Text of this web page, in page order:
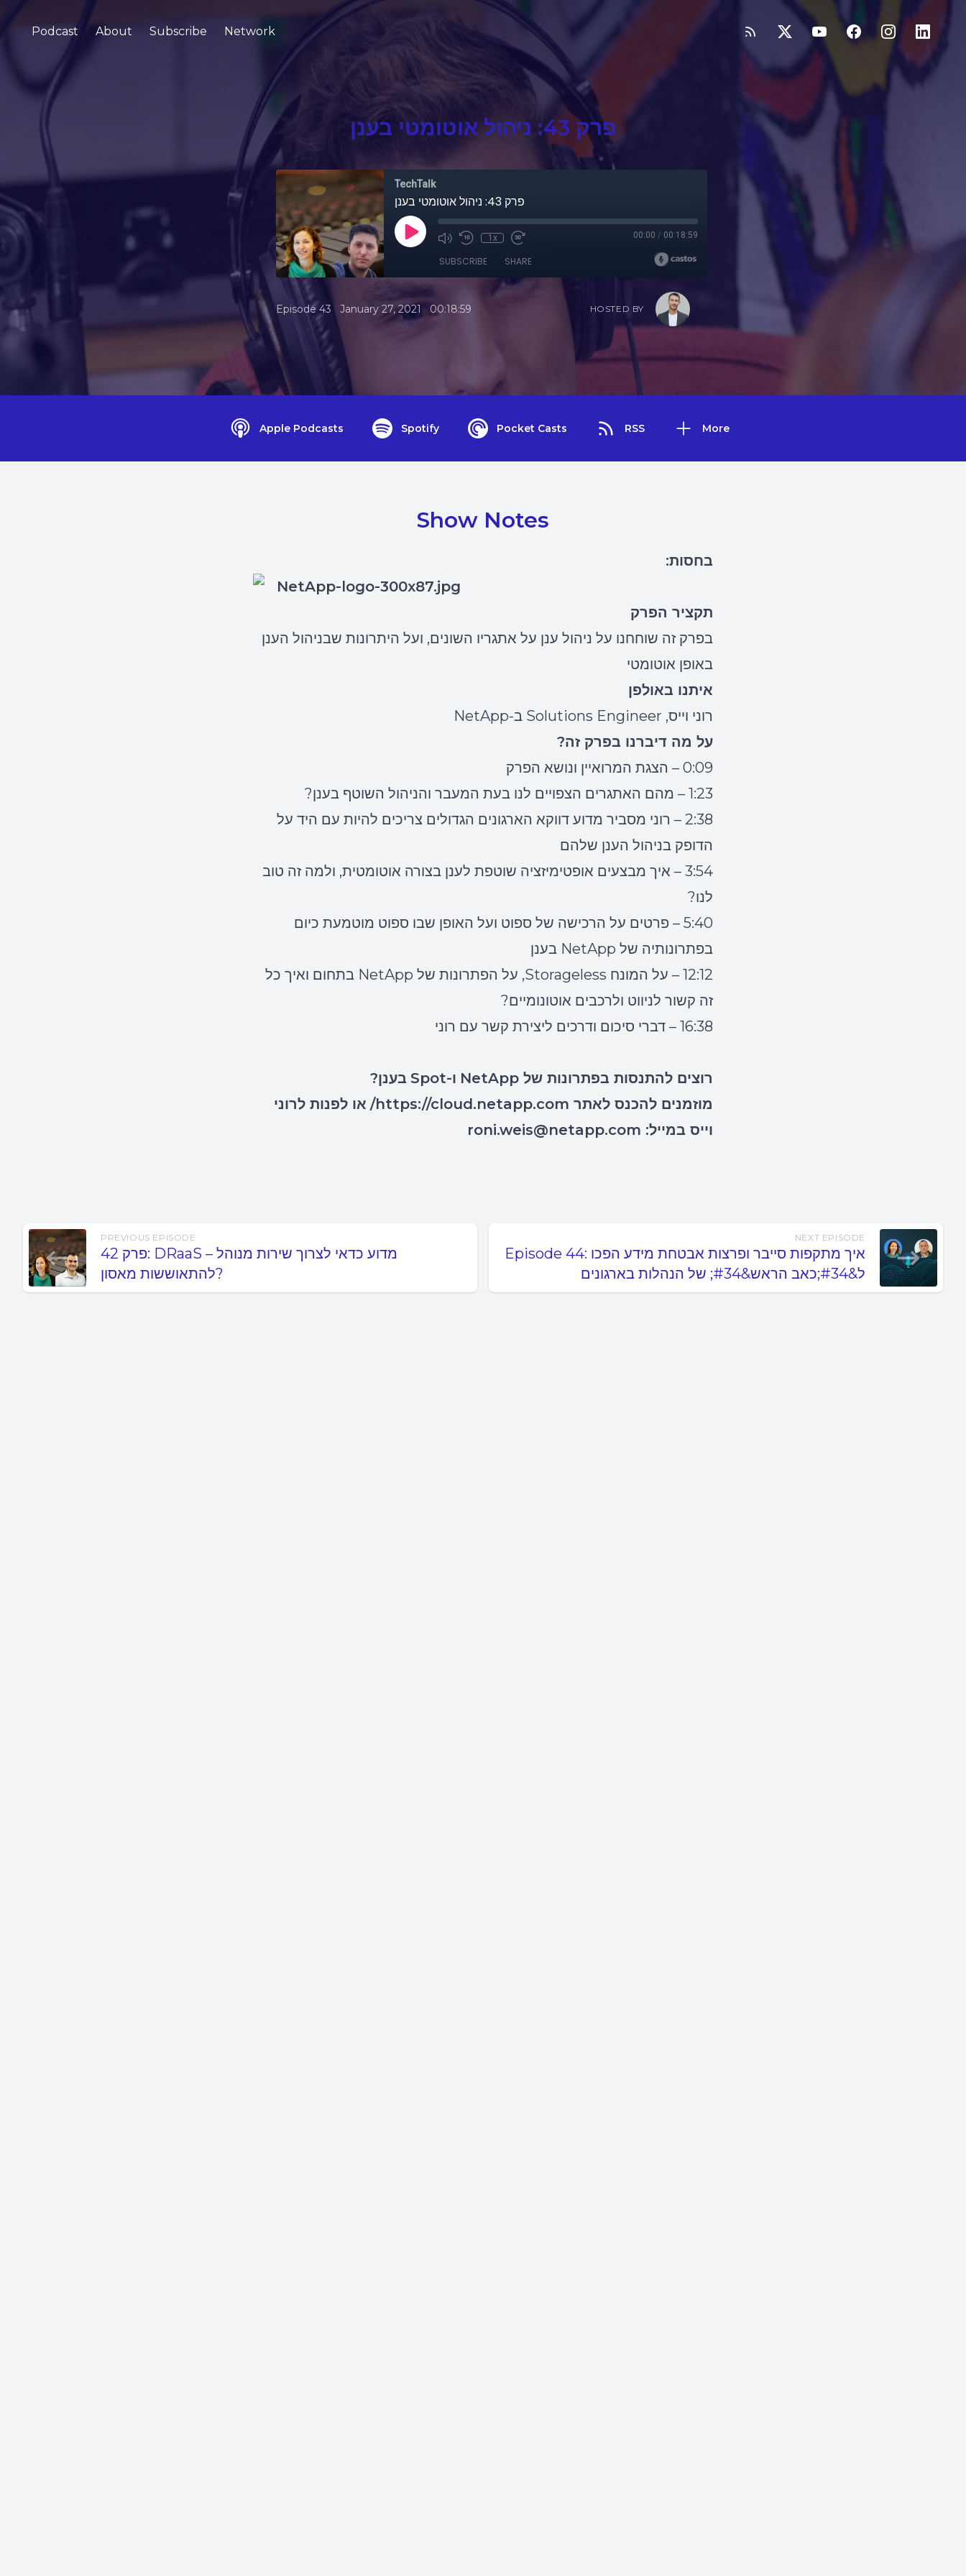
Podcast About Subscribe Network
פרק 43: ניהול אוטומטי בענן
TechTalk
פרק 43: ניהול אוטומטי בענן
1x 00:00 / 00:18:59
SUBSCRIBE SHARE
Episode 43 • January 27, 2021 • 00:18:59 HOSTED BY
Apple Podcasts Spotify Pocket Casts RSS More
Show Notes
בחסות:
תקציר הפרק
בפרק זה שוחחנו על ניהול ענן על אתגריו השונים, ועל היתרונות שבניהול הענן
באופן אוטומטי
איתנו באולפן
רוני וייס, Solutions Engineer ב-NetApp
על מה דיברנו בפרק זה?
0:09 – הצגת המרואיין ונושא הפרק
1:23 – מהם האתגרים הצפויים לנו בעת המעבר והניהול השוטף בענן?
2:38 – רוני מסביר מדוע דווקא הארגונים הגדולים צריכים להיות עם היד על
הדופק בניהול הענן שלהם
3:54 – איך מבצעים אופטימיזציה שוטפת לענן בצורה אוטומטית, ולמה זה טוב
לנו?
5:40 – פרטים על הרכישה של ספוט ועל האופן שבו ספוט מוטמעת כיום
בפתרונותיה של NetApp בענן
12:12 – על המונח Storageless, על הפתרונות של NetApp בתחום ואיך כל
זה קשור לניווט ולרכבים אוטונומיים?
16:38 – דברי סיכום ודרכים ליצירת קשר עם רוני
רוצים להתנסות בפתרונות של NetApp ו-Spot בענן?
מוזמנים להכנס לאתר https://cloud.netapp.com/ או לפנות לרוני
וייס במייל: roni.weis@netapp.com
PREVIOUS EPISODE
פרק 42: DRaaS – מדוע כדאי לצרוך שירות מנוהל
להתאוששות מאסון?
NEXT EPISODE
Episode 44: איך מתקפות סייבר ופרצות אבטחת מידע הפכו
ל&#34;כאב הראש&#34; של הנהלות בארגונים